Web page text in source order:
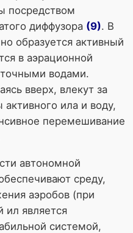
посредством
диффузора (9). В
образуется активный
в аэрационной
водами.
вверх, влекут за
ила и воду,
перемешивание
автономной
среду,
аэробов (при
ил является
системой,